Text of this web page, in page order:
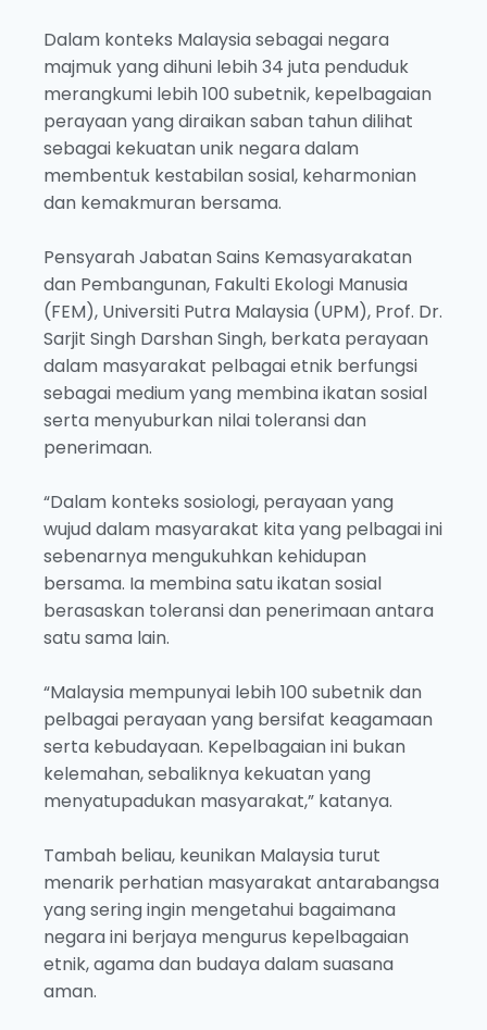
Dalam konteks Malaysia sebagai negara
majmuk yang dihuni lebih 34 juta penduduk
merangkumi lebih 100 subetnik, kepelbagaian
perayaan yang diraikan saban tahun dilihat
sebagai kekuatan unik negara dalam
membentuk kestabilan sosial, keharmonian
dan kemakmuran bersama.
Pensyarah Jabatan Sains Kemasyarakatan
dan Pembangunan, Fakulti Ekologi Manusia
(FEM), Universiti Putra Malaysia (UPM), Prof. Dr.
Sarjit Singh Darshan Singh, berkata perayaan
dalam masyarakat pelbagai etnik berfungsi
sebagai medium yang membina ikatan sosial
serta menyuburkan nilai toleransi dan
penerimaan.
“Dalam konteks sosiologi, perayaan yang
wujud dalam masyarakat kita yang pelbagai ini
sebenarnya mengukuhkan kehidupan
bersama. Ia membina satu ikatan sosial
berasaskan toleransi dan penerimaan antara
satu sama lain.
“Malaysia mempunyai lebih 100 subetnik dan
pelbagai perayaan yang bersifat keagamaan
serta kebudayaan. Kepelbagaian ini bukan
kelemahan, sebaliknya kekuatan yang
menyatupadukan masyarakat,” katanya.
Tambah beliau, keunikan Malaysia turut
menarik perhatian masyarakat antarabangsa
yang sering ingin mengetahui bagaimana
negara ini berjaya mengurus kepelbagaian
etnik, agama dan budaya dalam suasana
aman.